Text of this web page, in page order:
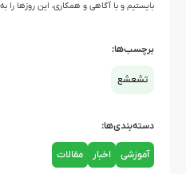
بایستیم و با آگاهی و همکاری، این روزها
برچسب‌ها:
تشعشع
دسته‌بندی‌ها:
آموزشی اخبار مقالات